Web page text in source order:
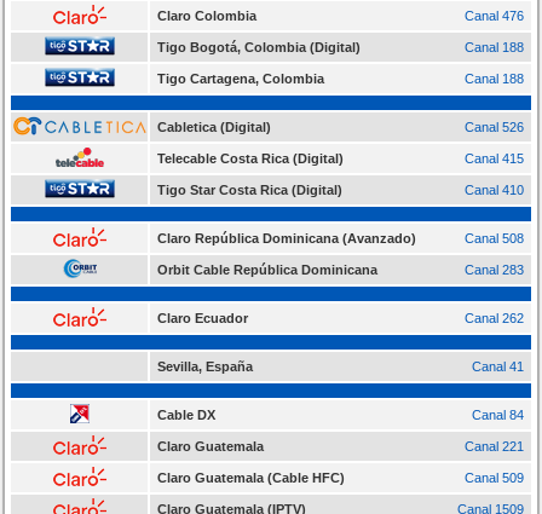
Claro Colombia Canal 476
Tigo Bogotá, Colombia (Digital) Canal 188
Tigo Cartagena, Colombia Canal 188
Cabletica (Digital) Canal 526
Telecable Costa Rica (Digital) Canal 415
Tigo Star Costa Rica (Digital) Canal 410
Claro República Dominicana (Avanzado) Canal 508
Orbit Cable República Dominicana Canal 283
Claro Ecuador Canal 262
Sevilla, España Canal 41
Cable DX Canal 84
Claro Guatemala Canal 221
Claro Guatemala (Cable HFC) Canal 509
Claro Guatemala (IPTV) Canal 1509